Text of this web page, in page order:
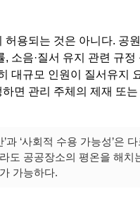
허용되는 것은 아니다. 공
, 소음·질서 유지 관련 규정
대규모 인원이 질서유지
면 관리 주체의 제재 또는
과 ‘사회적 수용 가능성’은
도 공공장소의 평온을 해치
가능하다.